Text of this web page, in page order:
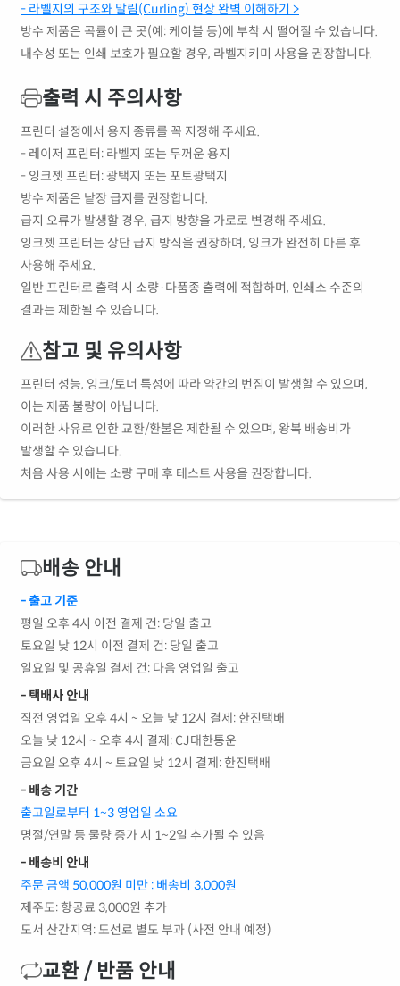
- 라벨지의 구조와 말림(Curling) 현상 완벽 이해하기 >
방수 제품은 곡률이 큰 곳(예: 케이블 등)에 부착 시 떨어질 수 있습니다.
내수성 또는 인쇄 보호가 필요할 경우, 라벨지키미 사용을 권장합니다.
출력 시 주의사항
프린터 설정에서 용지 종류를 꼭 지정해 주세요.
- 레이저 프린터: 라벨지 또는 두꺼운 용지
- 잉크젯 프린터: 광택지 또는 포토광택지
방수 제품은 낱장 급지를 권장합니다.
급지 오류가 발생할 경우, 급지 방향을 가로로 변경해 주세요.
잉크젯 프린터는 상단 급지 방식을 권장하며, 잉크가 완전히 마른 후
사용해 주세요.
일반 프린터로 출력 시 소량·다품종 출력에 적합하며, 인쇄소 수준의
결과는 제한될 수 있습니다.
참고 및 유의사항
프린터 성능, 잉크/토너 특성에 따라 약간의 번짐이 발생할 수 있으며,
이는 제품 불량이 아닙니다.
이러한 사유로 인한 교환/환불은 제한될 수 있으며, 왕복 배송비가
발생할 수 있습니다.
처음 사용 시에는 소량 구매 후 테스트 사용을 권장합니다.
배송 안내
- 출고 기준
평일 오후 4시 이전 결제 건: 당일 출고
토요일 낮 12시 이전 결제 건: 당일 출고
일요일 및 공휴일 결제 건: 다음 영업일 출고
- 택배사 안내
직전 영업일 오후 4시 ~ 오늘 낮 12시 결제: 한진택배
오늘 낮 12시 ~ 오후 4시 결제: CJ대한통운
금요일 오후 4시 ~ 토요일 낮 12시 결제: 한진택배
- 배송 기간
출고일로부터 1~3 영업일 소요
명절/연말 등 물량 증가 시 1~2일 추가될 수 있음
- 배송비 안내
주문 금액 50,000원 미만 : 배송비 3,000원
제주도: 항공료 3,000원 추가
도서 산간지역: 도선료 별도 부과 (사전 안내 예정)
교환 / 반품 안내